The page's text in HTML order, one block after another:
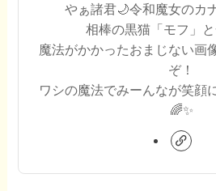
やぁ諸君🌙令和魔女のカ
相棒の黒猫「モフ」と
魔法がかかったおまじない画
ぞ！
ワシの魔法でみーんなが笑顔
🌈✨